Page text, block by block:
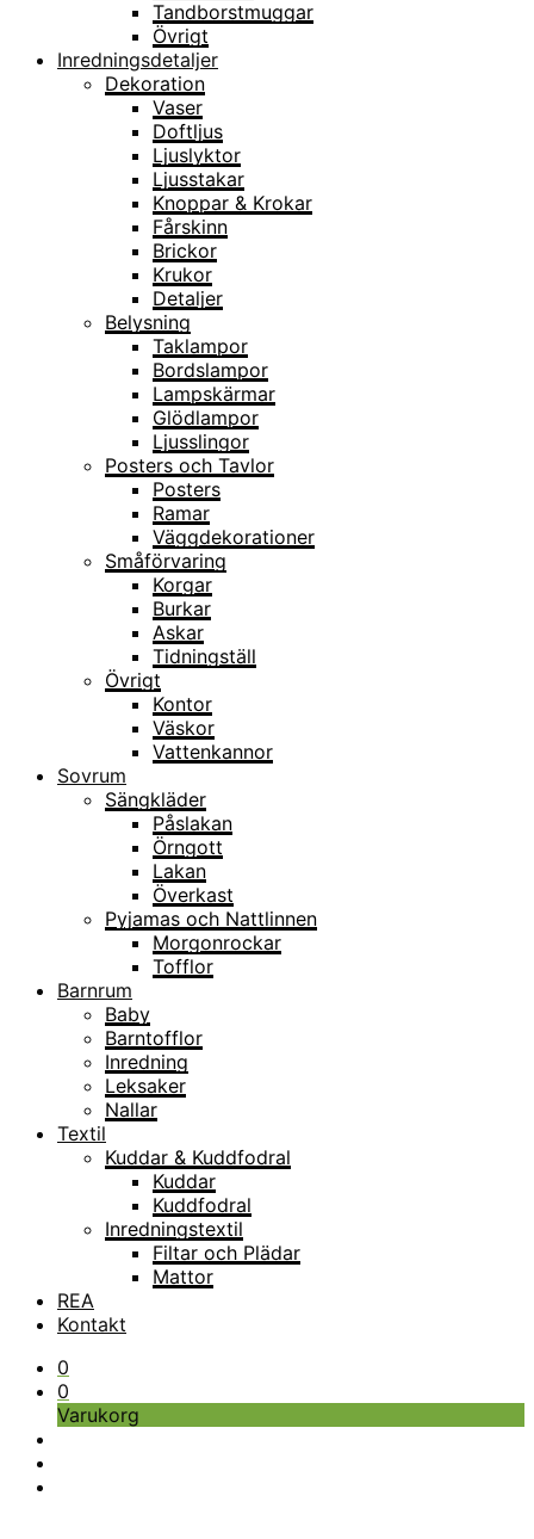
Tandborstmuggar
Övrigt
Inredningsdetaljer
Dekoration
Vaser
Doftljus
Ljuslyktor
Ljusstakar
Knoppar & Krokar
Fårskinn
Brickor
Krukor
Detaljer
Belysning
Taklampor
Bordslampor
Lampskärmar
Glödlampor
Ljusslingor
Posters och Tavlor
Posters
Ramar
Väggdekorationer
Småförvaring
Korgar
Burkar
Askar
Tidningställ
Övrigt
Kontor
Väskor
Vattenkannor
Sovrum
Sängkläder
Påslakan
Örngott
Lakan
Överkast
Pyjamas och Nattlinnen
Morgonrockar
Tofflor
Barnrum
Baby
Barntofflor
Inredning
Leksaker
Nallar
Textil
Kuddar & Kuddfodral
Kuddar
Kuddfodral
Inredningstextil
Filtar och Plädar
Mattor
REA
Kontakt
0
0
Varukorg